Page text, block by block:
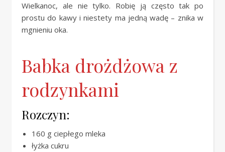
Wielkanoc, ale nie tylko. Robię ją często tak po
prostu do kawy i niestety ma jedną wadę – znika w
mgnieniu oka.
Babka drożdżowa z
rodzynkami
Rozczyn:
160 g ciepłego mleka
łyżka cukru